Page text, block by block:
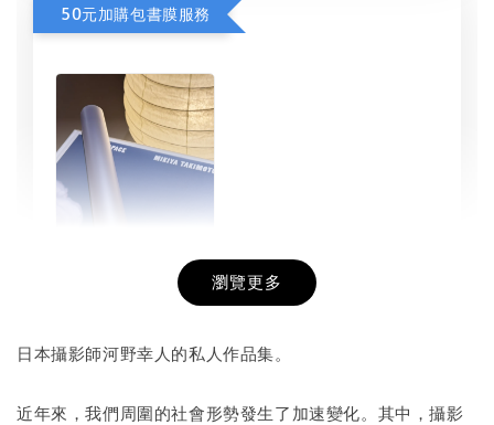
50元加購包書膜服務
NT$ 50
- +
瀏覽更多
日本攝影師河野幸人的私人作品集。
近年來，我們周圍的社會形勢發生了加速變化。其中，攝影